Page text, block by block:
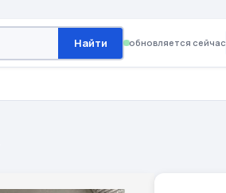
Найти обновляется сейчас